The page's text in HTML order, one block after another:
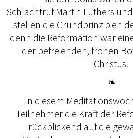
Schlachtruf Martin Luthers
stellen die Grundprinzipien
denn die Reformation war
der befreienden, frohen
Christus.
❧
In diesem
Teilnehmer die Kraft der
rückblickend auf die